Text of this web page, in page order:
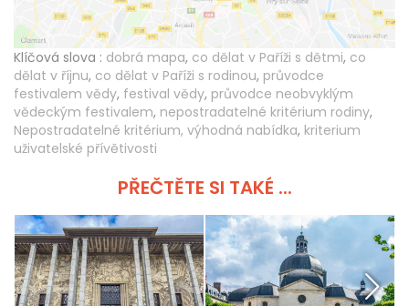
Klíčová slova : dobrá mapa, co dělat v Paříži s dětmi, co
dělat v říjnu, co dělat v Paříži s rodinou, průvodce
festivalem vědy, festival vědy, průvodce neobvyklým
vědeckým festivalem, nepostradatelné kritérium rodiny,
Nepostradatelné kritérium, výhodná nabídka, kriterium
uživatelské přívětivosti
PŘEČTĚTE SI TAKÉ ...